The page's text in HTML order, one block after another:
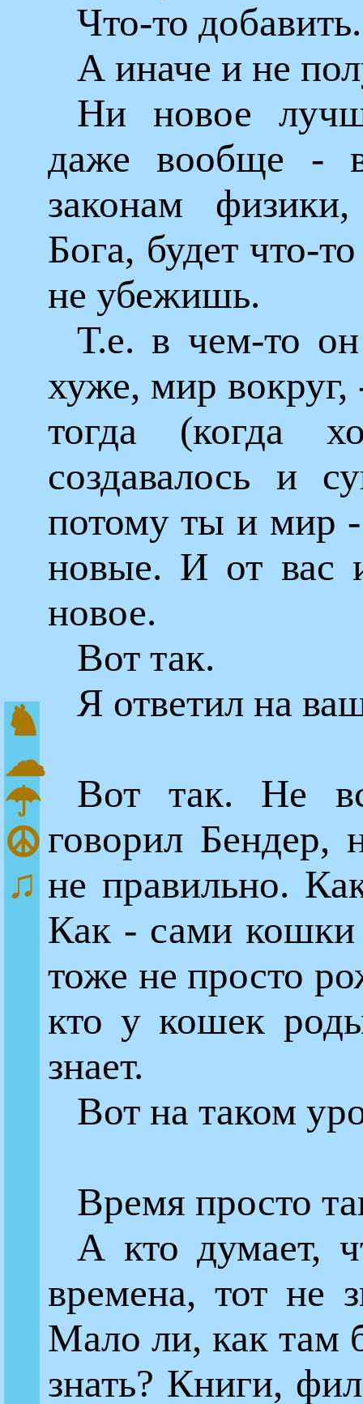
♞
☁
☂
☮
♫
Что-то добавить.
А иначе и не
Ни новое
даже вообще -
законам
Бога, будет что-
не убежишь.
Т.е. в чем-то
хуже, мир вокруг,
тогда (когда
создавалось и
потому ты и мир
новые. И от вас
новое.
Вот так.
Я ответил на
Вот так. Не
говорил Бендер,
не правильно.
Как - сами
тоже не просто
кто у кошек
знает.
Вот на таком
Время просто
А кто думает,
времена, тот не
Мало ли, как там
знать? Книги,